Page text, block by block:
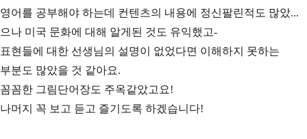
영어를 공부해야 하는데 컨텐츠의 내용에 정신팔린적도 많았...
으나 미국 문화에 대해 알게된 것도 유익했고-
표현들에 대한 선생님의 설명이 없었다면 이해하지 못하는
부분도 많았을 것 같아요.
꼼꼼한 그림단어장도 주옥같았고요!
나머지 꼭 보고 듣고 즐기도록 하겠습니다!